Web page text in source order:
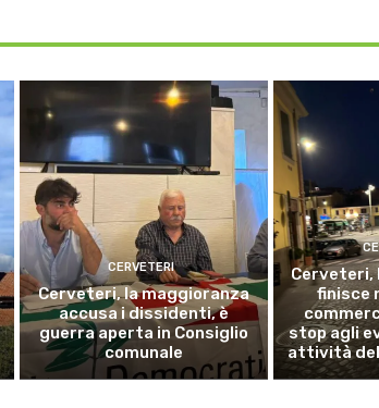
CERVETERI
Cerveteri, la maggioranza
accusa i dissidenti, è
guerra aperta in Consiglio
comunale
Cerveteri,
finisce
stop agli
attività